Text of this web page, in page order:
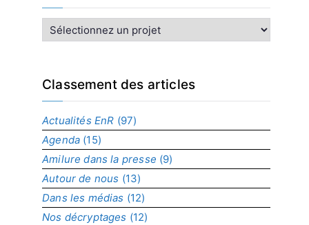
n
x
r
p
r
o
j
e
t
Classement des articles
Actualités EnR (97)
Agenda (15)
Amilure dans la presse (9)
Autour de nous (13)
Dans les médias (12)
Nos décryptages (12)